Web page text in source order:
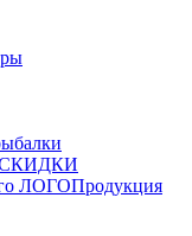
Продукция